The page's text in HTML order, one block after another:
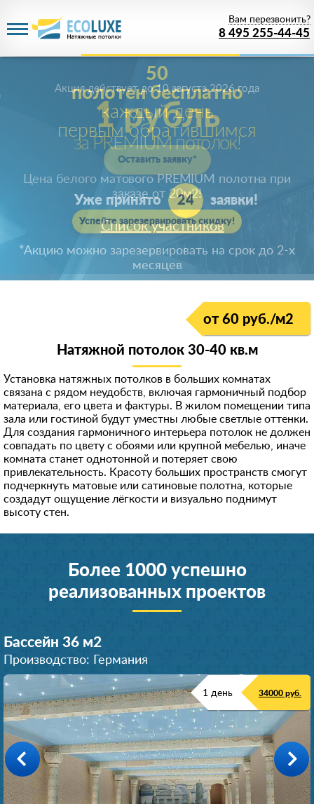
8 495 255-44-45
Вам перезвонить?
1 рубль
за PREMIUM потолок!
Акция действуетдо 10 августа 2026 года
Цена белого матового PREMIUM полотна при
заказе от 20м2!
Успейте зарезервировать скидку!
от 60 руб./м2
Натяжной потолок 30-40 кв.м
Установка натяжных потолков в больших комнатах
связана с рядом неудобств, включая гармоничный подбор
материала, его цвета и фактуры. В жилом помещении типа
зала или гостиной будут уместны любые светлые оттенки.
Для создания гармоничного интерьера потолок не должен
совпадать по цвету с обоями или крупной мебелью, иначе
комната станет однотонной и потеряет свою
привлекательность. Красоту больших пространств смогут
подчеркнуть матовые или сатиновые полотна, которые
создадут ощущение лёгкости и визуально поднимут
высоту стен.
Более 1000 успешно
реализованных проектов
Бассейн 36 м2
Производство: Германия
1 день 34000 руб.